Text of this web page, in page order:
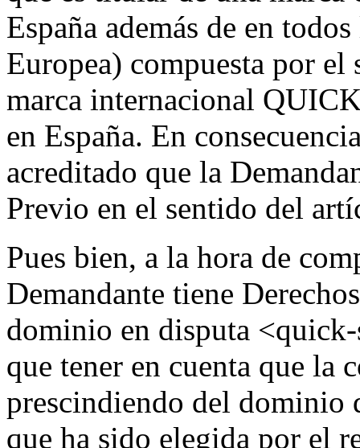
España además de en
Europea) compuesta por
marca internacional
en España. En
acreditado que la
Previo en el sentido del
Pues bien, a la hora de
Demandante tiene
dominio en disputa
que tener en cuenta que la
prescindiendo del dominio
que ha sido elegida por el